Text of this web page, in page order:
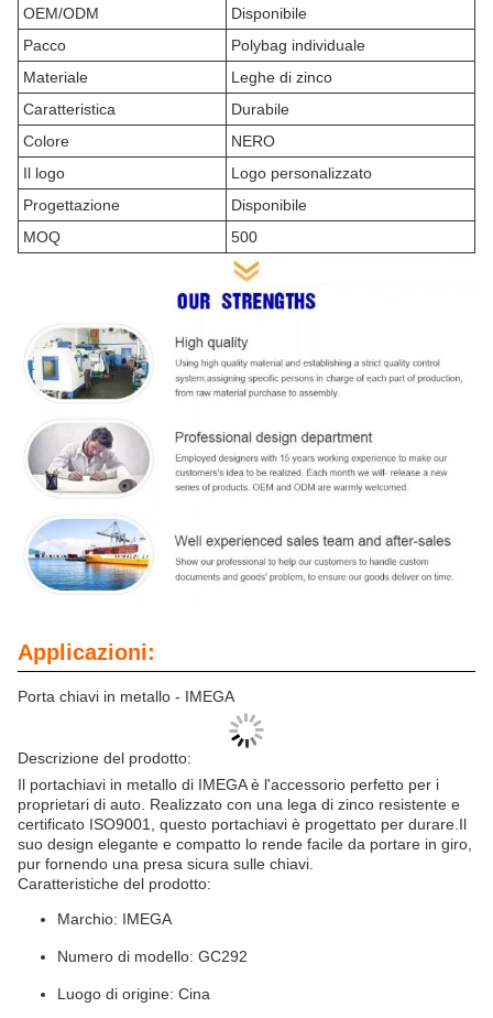
OEM/ODM
Disponibile
Pacco
Polybag individuale
Materiale
Leghe di zinco
Caratteristica
Durabile
Colore
NERO
Il logo
Logo personalizzato
Progettazione
Disponibile
MOQ
500
Applicazioni:
Porta chiavi in metallo - IMEGA
Descrizione del prodotto:
Il portachiavi in metallo di IMEGA è l'accessorio perfetto per i
proprietari di auto. Realizzato con una lega di zinco resistente e
certificato ISO9001, questo portachiavi è progettato per durare.Il
suo design elegante e compatto lo rende facile da portare in giro,
pur fornendo una presa sicura sulle chiavi.
Caratteristiche del prodotto:
Marchio: IMEGA
Numero di modello: GC292
Luogo di origine: Cina